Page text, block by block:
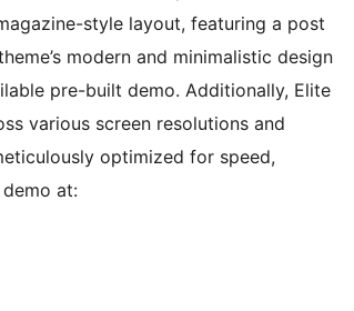
style layout, featuring a post
modern and minimalistic design
pre-built demo. Additionally, Elite
various screen resolutions and
optimized for speed,
at: